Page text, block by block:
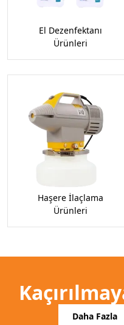
El Dezenfektanı
Ürünleri
Haşere İlaçlama
Ürünleri
Daha Fazla